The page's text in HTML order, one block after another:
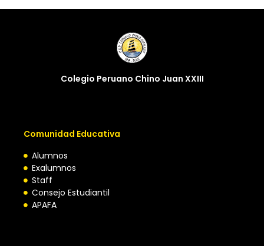
Colegio Peruano Chino Juan XXIII
Comunidad Educativa
Alumnos
Exalumnos
Staff
Consejo Estudiantil
APAFA